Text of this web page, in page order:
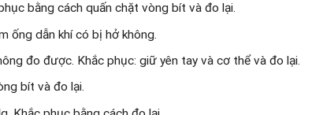
bằng cách quấn chặt vòng bít và đo lại.
ống dẫn khí có bị hở không.
đo được. Khắc phục: giữ yên tay và cơ thể và đo lại.
bít và đo lại.